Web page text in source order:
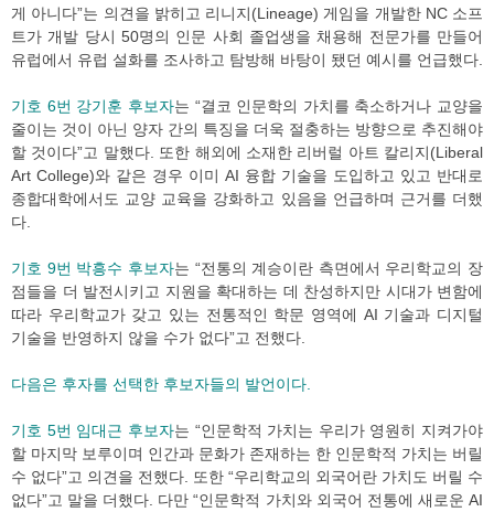
게 아니다”는 의견을 밝히고 리니지(Lineage) 게임을 개발한 NC 소프
트가 개발 당시 50명의 인문 사회 졸업생을 채용해 전문가를 만들어
유럽에서 유럽 설화를 조사하고 탐방해 바탕이 됐던 예시를 언급했다.
기호 6번 강기훈 후보자는 “결코 인문학의 가치를 축소하거나 교양을
줄이는 것이 아닌 양자 간의 특징을 더욱 절충하는 방향으로 추진해야
할 것이다”고 말했다. 또한 해외에 소재한 리버럴 아트 칼리지(Liberal
Art College)와 같은 경우 이미 AI 융합 기술을 도입하고 있고 반대로
종합대학에서도 교양 교육을 강화하고 있음을 언급하며 근거를 더했
다.
기호 9번 박흥수 후보자는 “전통의 계승이란 측면에서 우리학교의 장
점들을 더 발전시키고 지원을 확대하는 데 찬성하지만 시대가 변함에
따라 우리학교가 갖고 있는 전통적인 학문 영역에 AI 기술과 디지털
기술을 반영하지 않을 수가 없다”고 전했다.
다음은 후자를 선택한 후보자들의 발언이다.
기호 5번 임대근 후보자는 “인문학적 가치는 우리가 영원히 지켜가야
할 마지막 보루이며 인간과 문화가 존재하는 한 인문학적 가치는 버릴
수 없다”고 의견을 전했다. 또한 “우리학교의 외국어란 가치도 버릴 수
없다”고 말을 더했다. 다만 “인문학적 가치와 외국어 전통에 새로운 AI